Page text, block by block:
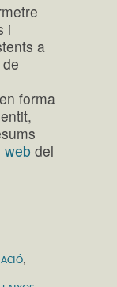
i
a
forma
web del
,